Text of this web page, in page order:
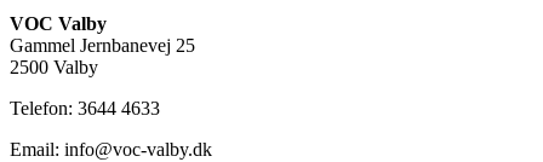
VOC Valby
Gammel Jernbanevej 25
2500 Valby
Telefon: 3644 4633
Email: info@voc-valby.dk